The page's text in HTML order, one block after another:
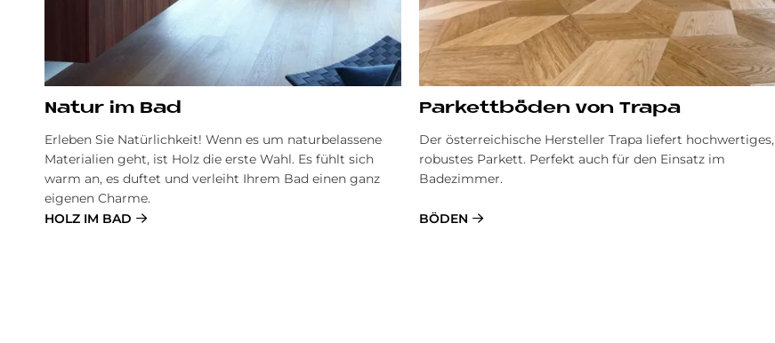
Na­tur im Bad
Erleben Sie Natürlichkeit! Wenn es um naturbelassene
Materialien geht, ist Holz die erste Wahl. Es fühlt sich
warm an, es duftet und verleiht Ihrem Bad einen ganz
eigenen Charme.
HOLZ IM BAD
Par­kett­bö­den von Tra­pa
Der österreichische Hersteller Trapa liefert hochwertiges,
robustes Parkett. Perfekt auch für den Einsatz im
Badezimmer.
BÖDEN